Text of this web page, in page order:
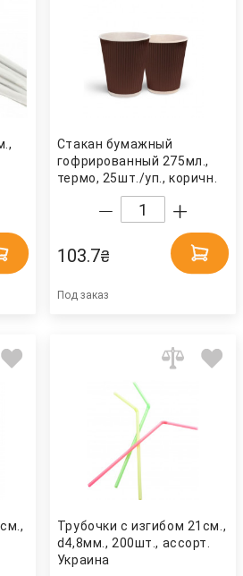
Стакан бумажный
гофрированный 275мл.,
термо, 25шт./уп., коричн.
103.7₴
Под заказ
Трубочки с изгибом 21см.,
d4,8мм., 200шт., ассорт.
Украина